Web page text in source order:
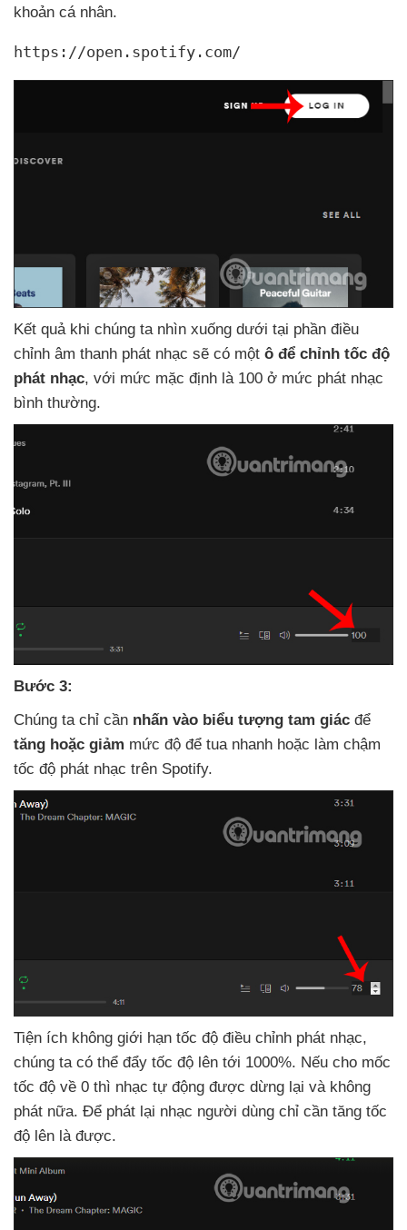
khoản cá nhân.
https://open.spotify.com/
Kết quả khi chúng ta nhìn xuống dưới tại phần điều
chỉnh âm thanh phát nhạc sẽ có một ô để chỉnh tốc độ
phát nhạc, với mức mặc định là 100 ở mức phát nhạc
bình thường.
Bước 3:
Chúng ta chỉ cần nhấn vào biểu tượng tam giác để
tăng hoặc giảm mức độ để tua nhanh hoặc làm chậm
tốc độ phát nhạc trên Spotify.
Tiện ích không giới hạn tốc độ điều chỉnh phát nhạc,
chúng ta có thể đẩy tốc độ lên tới 1000%. Nếu cho mốc
tốc độ về 0 thì nhạc tự động được dừng lại và không
phát nữa. Để phát lại nhạc người dùng chỉ cần tăng tốc
độ lên là được.